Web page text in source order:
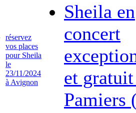
réservez
vos places
pour Sheila
le
23/11/2024
à Avignon
Sheila en
concert
et
Pamiers